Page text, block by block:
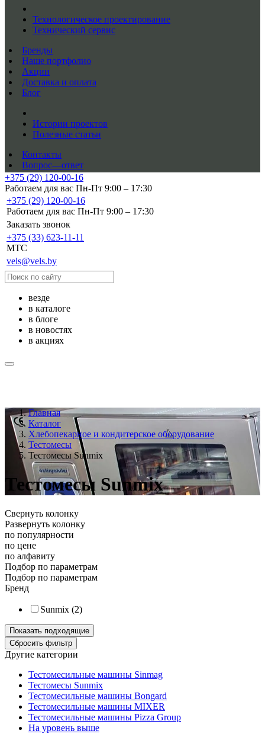
Технологическое проектирование
Технический сервис
Бренды
Наше портфолио
Акции
Доставка и оплата
Блог
Истории проектов
Полезные статьи
Контакты
Вопрос—ответ
+375 (29) 120-00-16
Работаем для вас Пн-Пт 9:00 – 17:30
+375 (29) 120-00-16
Работаем для вас Пн-Пт 9:00 – 17:30
Заказать звонок
+375 (33) 623-11-11
MTC
vels@vels.by
везде
в каталоге
в блоге
в новостях
в акциях
Главная
Каталог
Хлебопекарное и кондитерское оборудование
Тестомесы
Тестомесы Sunmix
Тестомесы Sunmix
Свернуть колонку
Развернуть колонку
по популярности
по цене
по алфавиту
Подбор по параметрам
Подбор по параметрам
Бренд
Sunmix (2)
Другие категории
Тестомесильные машины Sinmag
Тестомесы Sunmix
Тестомесильные машины Bongard
Тестомесильные машины MIXER
Тестомесильные машины Pizza Group
На уровень выше